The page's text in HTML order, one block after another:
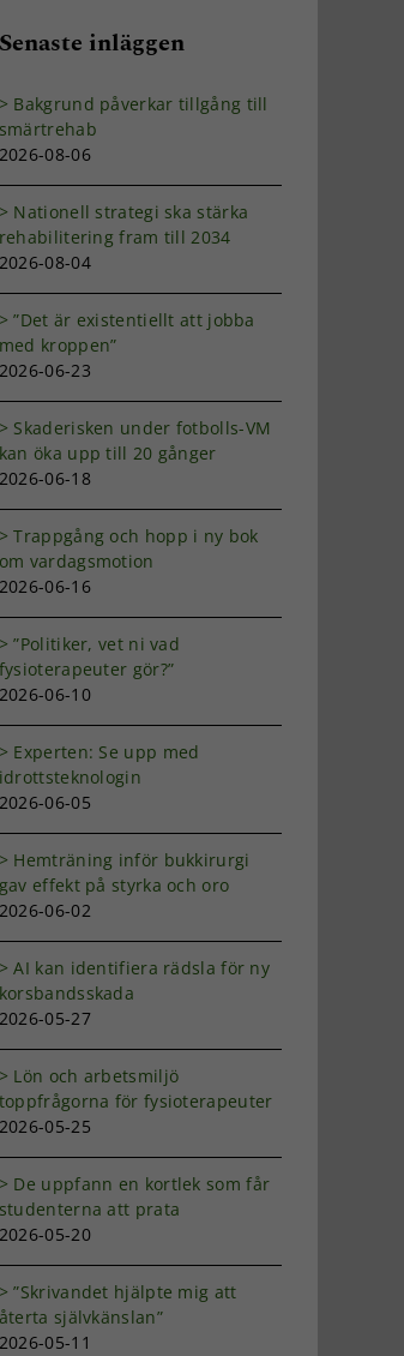
Senaste inläggen
Bakgrund påverkar tillgång till
smärtrehab
2026-08-06
Nationell strategi ska stärka
rehabilitering fram till 2034
2026-08-04
”Det är existentiellt att jobba
med kroppen”
2026-06-23
Skaderisken under fotbolls-VM
kan öka upp till 20 gånger
2026-06-18
Trappgång och hopp i ny bok
om vardagsmotion
2026-06-16
”Politiker, vet ni vad
fysioterapeuter gör?”
2026-06-10
Experten: Se upp med
idrottsteknologin
2026-06-05
Hemträning inför bukkirurgi
gav effekt på styrka och oro
2026-06-02
AI kan identifiera rädsla för ny
korsbandsskada
2026-05-27
Lön och arbetsmiljö
toppfrågorna för fysioterapeuter
2026-05-25
De uppfann en kortlek som får
studenterna att prata
2026-05-20
”Skrivandet hjälpte mig att
återta självkänslan”
2026-05-11